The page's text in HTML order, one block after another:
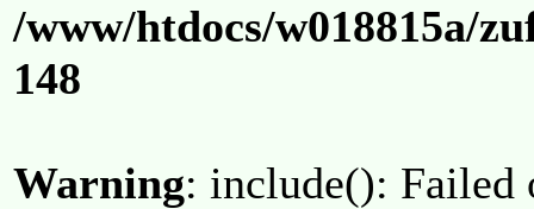
/www/htdocs/w018815a/
148
Warning: include(): Failed